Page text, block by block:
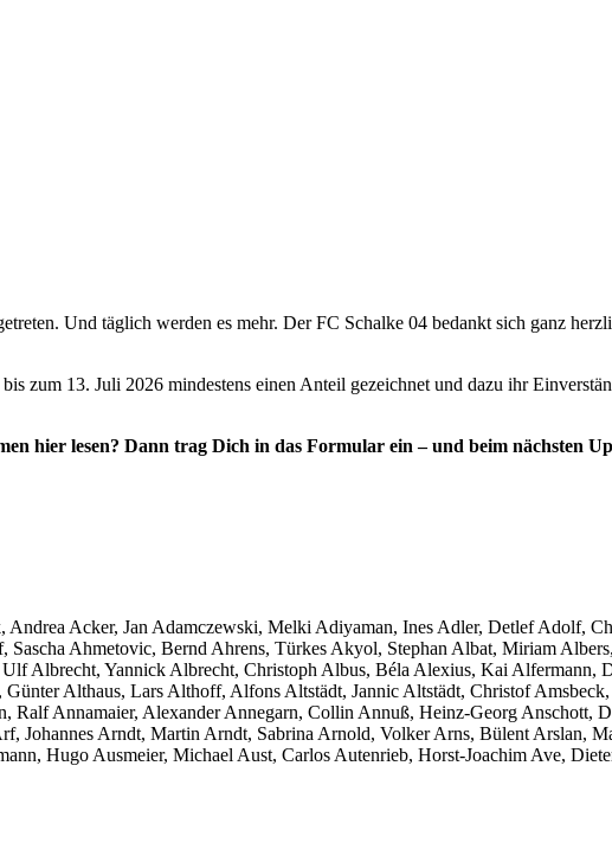
Und täglich werden es mehr. Der FC Schalke 04 bedankt sich ganz
zum 13. Juli 2026 mindestens einen Anteil gezeichnet und dazu ihr
hier lesen? Dann trag Dich in das Formular ein – und beim nächsten
Acker, Jan Adamczewski, Melki Adiyaman, Ines Adler, Detlef Adolf,
Ahmetovic, Bernd Ahrens, Türkes Akyol, Stephan Albat, Miriam
Albrecht, Yannick Albrecht, Christoph Albus, Béla Alexius, Kai Alfermann,
Althaus, Lars Althoff, Alfons Altstädt, Jannic Altstädt, Christof
Ralf Annamaier, Alexander Annegarn, Collin Annuß, Heinz-Georg Anschott,
Johannes Arndt, Martin Arndt, Sabrina Arnold, Volker Arns, Bülent Arslan,
Hugo Ausmeier, Michael Aust, Carlos Autenrieb, Horst-Joachim Ave,